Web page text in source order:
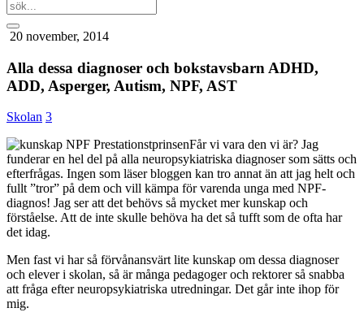
20 november, 2014
Alla dessa diagnoser och bokstavsbarn ADHD,
ADD, Asperger, Autism, NPF, AST
Skolan 3
Får vi vara den vi är? Jag
funderar en hel del på alla neuropsykiatriska diagnoser som sätts och
efterfrågas. Ingen som läser bloggen kan tro annat än att jag helt och
fullt ”tror” på dem och vill kämpa för varenda unga med NPF-
diagnos! Jag ser att det behövs så mycket mer kunskap och
förståelse. Att de inte skulle behöva ha det så tufft som de ofta har
det idag.
Men fast vi har så förvånansvärt lite kunskap om dessa diagnoser
och elever i skolan, så är många pedagoger och rektorer så snabba
att fråga efter neuropsykiatriska utredningar. Det går inte ihop för
mig.